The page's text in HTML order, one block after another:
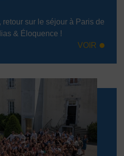
retour sur le séjour à Paris de
& Éloquence !
VOIR